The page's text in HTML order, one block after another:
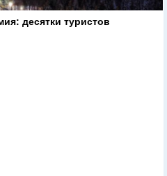
десятки туристов